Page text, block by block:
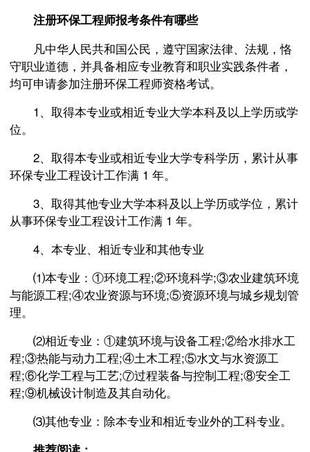
注册环保工程师报考条件有哪些
凡中华人民共和国公民，遵守国家法律、法规，恪
守职业道德，并具备相应专业教育和职业实践条件者，
均可申请参加注册环保工程师资格考试。
1、取得本专业或相近专业大学本科及以上学历或学
位。
2、取得本专业或相近专业大学专科学历，累计从事
环保专业工程设计工作满 1 年。
3、取得其他专业大学本科及以上学历或学位，累计
从事环保专业工程设计工作满 1 年。
4、本专业、相近专业和其他专业
⑴本专业：①环境工程;②环境科学;③农业建筑环境
与能源工程;④农业资源与环境;⑤资源环境与城乡规划管
理。
⑵相近专业：①建筑环境与设备工程;②给水排水工
程;③热能与动力工程;④土木工程;⑤水文与水资源工
程;⑥化学工程与工艺;⑦过程装备与控制工程;⑧安全工
程;⑨机械设计制造及其自动化。
⑶其他专业：除本专业和相近专业外的工科专业。